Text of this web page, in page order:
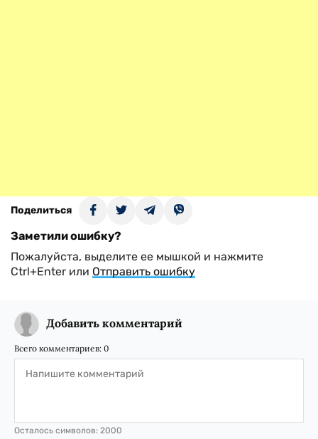
Поделиться
Заметили ошибку?
Пожалуйста, выделите ее мышкой и нажмите
Ctrl+Enter или Отправить ошибку
Добавить комментарий
Всего комментариев: 0
Осталось символов: 2000